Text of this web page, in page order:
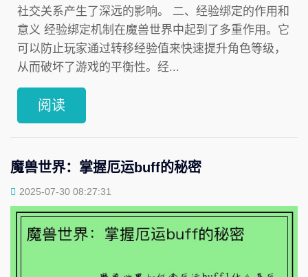
社交关系产生了深远的影响。 二、经验绑定的作用和
意义 经验绑定机制在魔兽世界中起到了多重作用。它
可以防止玩家通过转移经验值来快速提升角色等级，
从而破坏了游戏的平衡性。经...
阅读
魔兽世界：掌握厄运buff的秘密
2025-07-30 08:27:31